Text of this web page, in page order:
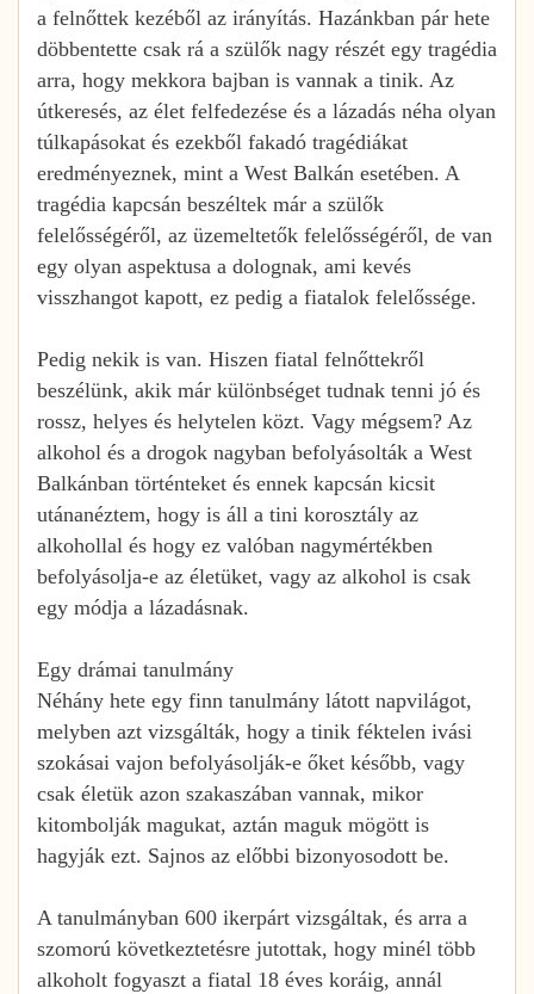
a felnőttek kezéből az irányítás. Hazánkban pár hete
döbbentette csak rá a szülők nagy részét egy tragédia
arra, hogy mekkora bajban is vannak a tinik. Az
útkeresés, az élet felfedezése és a lázadás néha olyan
túlkapásokat és ezekből fakadó tragédiákat
eredményeznek, mint a West Balkán esetében. A
tragédia kapcsán beszéltek már a szülők
felelősségéről, az üzemeltetők felelősségéről, de van
egy olyan aspektusa a dolognak, ami kevés
visszhangot kapott, ez pedig a fiatalok felelőssége.
Pedig nekik is van. Hiszen fiatal felnőttekről
beszélünk, akik már különbséget tudnak tenni jó és
rossz, helyes és helytelen közt. Vagy mégsem? Az
alkohol és a drogok nagyban befolyásolták a West
Balkánban történteket és ennek kapcsán kicsit
utánanéztem, hogy is áll a tini korosztály az
alkohollal és hogy ez valóban nagymértékben
befolyásolja-e az életüket, vagy az alkohol is csak
egy módja a lázadásnak.
Egy drámai tanulmány
Néhány hete egy finn tanulmány látott napvilágot,
melyben azt vizsgálták, hogy a tinik féktelen ivási
szokásai vajon befolyásolják-e őket később, vagy
csak életük azon szakaszában vannak, mikor
kitombolják magukat, aztán maguk mögött is
hagyják ezt. Sajnos az előbbi bizonyosodott be.
A tanulmányban 600 ikerpárt vizsgáltak, és arra a
szomorú következtetésre jutottak, hogy minél több
alkoholt fogyaszt a fiatal 18 éves koráig, annál